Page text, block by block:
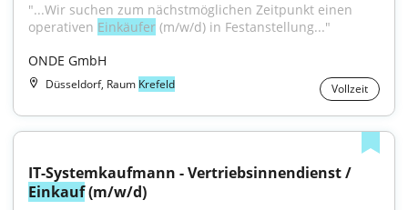
"...Wir suchen zum nächstmöglichen Zeitpunkt einen
operativen Einkäufer (m/w/d) in Festanstellung..."
ONDE GmbH
Düsseldorf, Raum Krefeld Vollzeit
Einkauf (m/w/d)